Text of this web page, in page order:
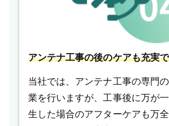
アンテナ工事の後のケアも充実
当社では、アンテナ工事の専門
業を行いますが、工事後に万が
生した場合のアフターケアも万